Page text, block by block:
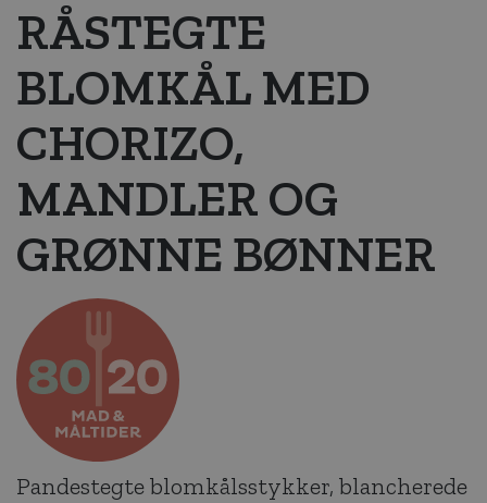
RÅSTEGTE
BLOMKÅL MED
CHORIZO,
MANDLER OG
GRØNNE BØNNER
Pandestegte blomkålsstykker, blancherede